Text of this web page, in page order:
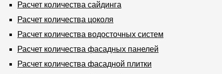
Расчет количества сайдинга
Расчет количества цоколя
Расчет количества водосточных систем
Расчет количества фасадных панелей
Расчет количества фасадной плитки